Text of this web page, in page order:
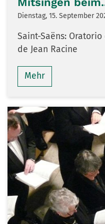
Dienstag, 15. September
Saint-Saëns:
de Jean Racine
Mehr